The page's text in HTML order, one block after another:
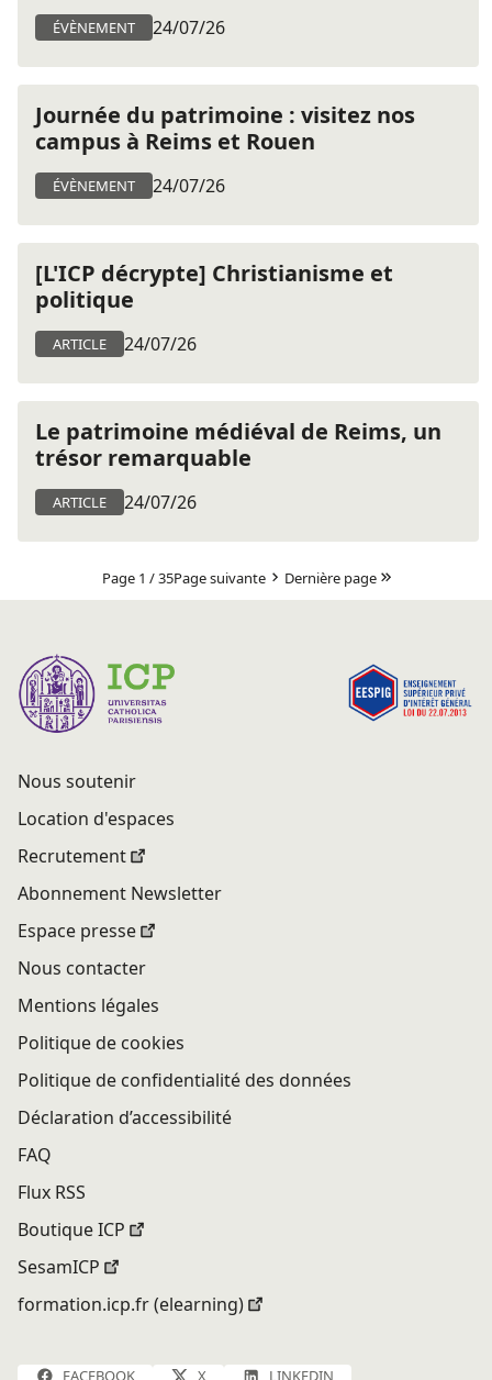
ÉVÈNEMENT 24/07/26
Journée du patrimoine : visitez nos
campus à Reims et Rouen
ÉVÈNEMENT 24/07/26
[L'ICP décrypte] Christianisme et
politique
ARTICLE 24/07/26
Le patrimoine médiéval de Reims, un
trésor remarquable
ARTICLE 24/07/26
Page 1 / 35Page suivante Dernière page
Nous soutenir
Location d'espaces
Recrutement
Abonnement Newsletter
Espace presse
Nous contacter
Mentions légales
Politique de cookies
Politique de confidentialité des données
Déclaration d’accessibilité
FAQ
Flux RSS
Boutique ICP
SesamICP
formation.icp.fr (elearning)